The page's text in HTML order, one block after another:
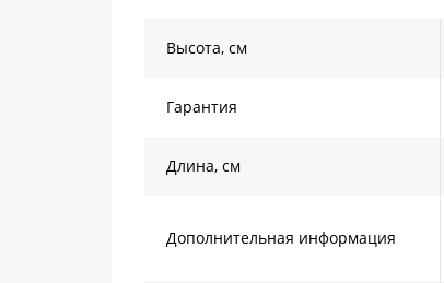
Высота, см
Гарантия
Длина, см
Дополнительная информация